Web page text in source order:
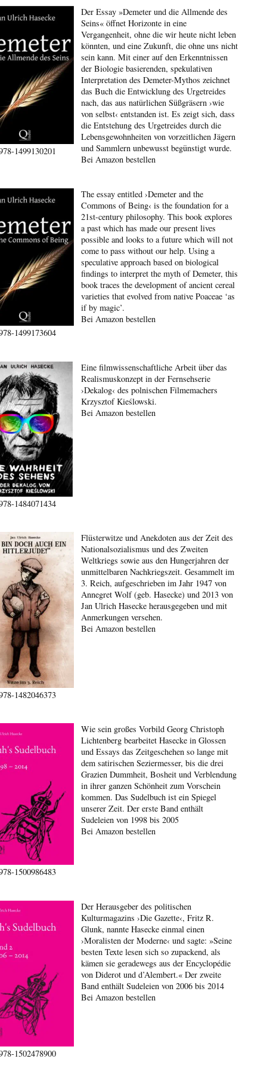
1499130201
Der Essay »Demeter und die Allmende des
Seins« öffnet Horizonte in eine
Vergangenheit, ohne die wir heute nicht leben
könnten, und eine Zukunft, die ohne uns nicht
sein kann. Mit einer auf den Erkenntnissen
der Biologie basierenden, spekulativen
Interpretation des Demeter-Mythos zeichnet
das Buch die Entwicklung des Urgetreides
nach, das aus natürlichen Süßgräsern ›wie
von selbst‹ entstanden ist. Es zeigt sich, dass
die Entstehung des Urgetreides durch die
Lebensgewohnheiten von vorzeitlichen Jägern
und Sammlern unbewusst begünstigt wurde.
Bei Amazon bestellen
1499173604
The essay entitled ›Demeter and the
Commons of Being‹ is the foundation for a
21st-century philosophy. This book explores
a past which has made our present lives
possible and looks to a future which will not
come to pass without our help. Using a
speculative approach based on biological
findings to interpret the myth of Demeter, this
book traces the development of ancient cereal
varieties that evolved from native Poaceae ‘as
if by magic’.
Bei Amazon bestellen
1484071434
Eine filmwissenschaftliche Arbeit über das
Realismuskonzept in der Fernsehserie
›Dekalog‹ des polnischen Filmemachers
Krzysztof Kieślowski.
Bei Amazon bestellen
1482046373
Flüsterwitze und Anekdoten aus der Zeit des
Nationalsozialismus und des Zweiten
Weltkriegs sowie aus den Hungerjahren der
unmittelbaren Nachkriegszeit. Gesammelt im
3. Reich, aufgeschrieben im Jahr 1947 von
Annegret Wolf (geb. Hasecke) und 2013 von
Jan Ulrich Hasecke herausgegeben und mit
Anmerkungen versehen.
Bei Amazon bestellen
1500986483
Wie sein großes Vorbild Georg Christoph
Lichtenberg bearbeitet Hasecke in Glossen
und Essays das Zeitgeschehen so lange mit
dem satirischen Seziermesser, bis die drei
Grazien Dummheit, Bosheit und Verblendung
in ihrer ganzen Schönheit zum Vorschein
kommen. Das Sudelbuch ist ein Spiegel
unserer Zeit. Der erste Band enthält
Sudeleien von 1998 bis 2005
Bei Amazon bestellen
1502478900
Der Herausgeber des politischen
Kulturmagazins ›Die Gazette‹, Fritz R.
Glunk, nannte Hasecke einmal einen
›Moralisten der Moderne‹ und sagte: »Seine
besten Texte lesen sich so zupackend, als
kämen sie geradewegs aus der Encyclopédie
von Diderot und d’Alembert.« Der zweite
Band enthält Sudeleien von 2006 bis 2014
Bei Amazon bestellen